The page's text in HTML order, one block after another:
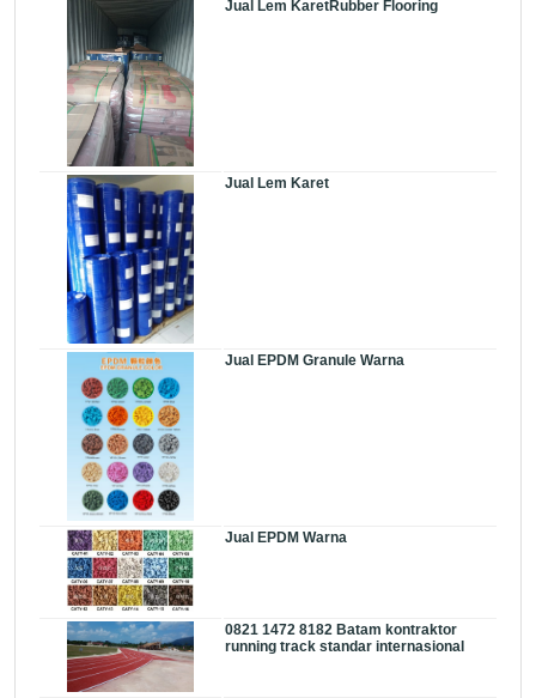
Jual Lem KaretRubber Flooring
Jual Lem Karet
Jual EPDM Granule Warna
Jual EPDM Warna
0821 1472 8182 Batam kontraktor
running track standar internasional